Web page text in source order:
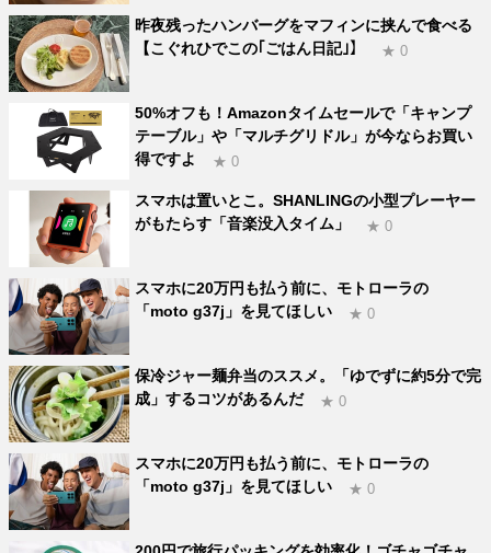
昨夜残ったハンバーグをマフィンに挟んで食べる
【こぐれひでこの｢ごはん日記｣】
★ 0
50%オフも！Amazonタイムセールで「キャンプ
テーブル」や「マルチグリドル」が今ならお買い
得ですよ
★ 0
スマホは置いとこ。SHANLINGの小型プレーヤー
がもたらす「音楽没入タイム」
★ 0
スマホに20万円も払う前に、モトローラの
「moto g37j」を見てほしい
★ 0
保冷ジャー麺弁当のススメ。「ゆでずに約5分で完
成」するコツがあるんだ
★ 0
スマホに20万円も払う前に、モトローラの
「moto g37j」を見てほしい
★ 0